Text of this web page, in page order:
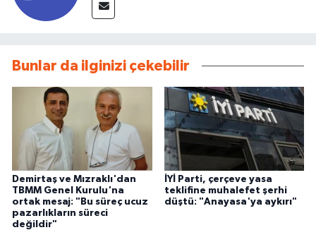
Bunlar da ilginizi çekebilir
Demirtaş ve Mızraklı'dan
TBMM Genel Kurulu'na
ortak mesaj: "Bu süreç ucuz
pazarlıkların süreci
değildir"
İYİ Parti, çerçeve yasa
teklifine muhalefet şerhi
düştü: "Anayasa'ya aykırı"